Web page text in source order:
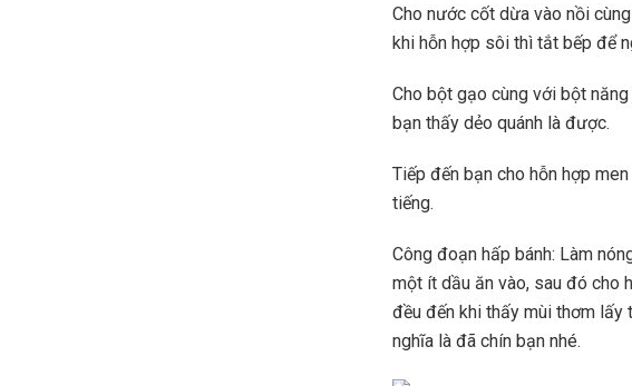
Cho nước cốt dừa vào nồi
khi hỗn hợp sôi thì tắt bếp để
Cho bột gạo cùng với bột
bạn thấy dẻo quánh là được.
Tiếp đến bạn cho hỗn hợp
tiếng.
Công đoạn hấp bánh: Làm
một ít dầu ăn vào, sau đó cho
đều đến khi thấy mùi thơm lấy
nghĩa là đã chín bạn nhé.